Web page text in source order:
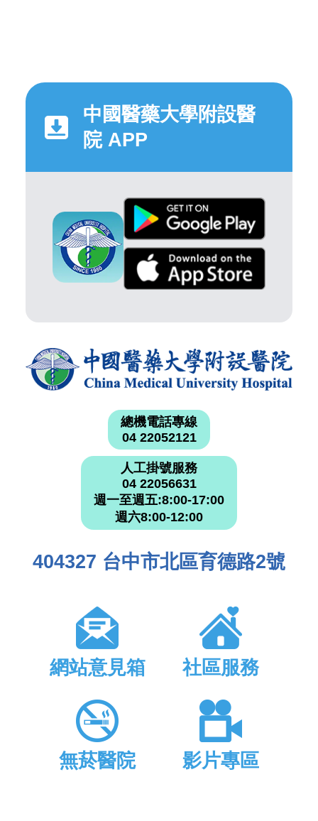
中國醫藥大學附設醫
院 APP
總機電話專線
04 22052121
人工掛號服務
04 22056631
週一至週五:8:00-17:00
週六8:00-12:00
404327 台中市北區育德路2號
網站意見箱 社區服務
無菸醫院 影片專區